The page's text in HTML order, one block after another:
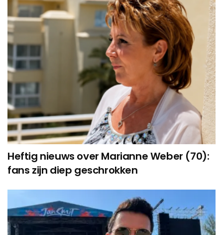
Heftig nieuws over Marianne Weber (70):
fans zijn diep geschrokken